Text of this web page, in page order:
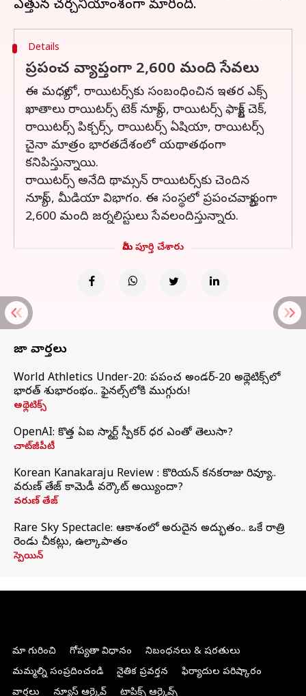
Details
ప్రపంచ వ్యాప్తంగా 2,600 మంది సేవలు
ఈ మధ్యలో, రాయిటర్స్‌కు సంబంధించిన ఇతర ఎక్స్‌
ఖాతాలు రాయిటర్స్‌ టెక్‌ న్యూస్‌, రాయిటర్స్‌ ఫ్యాక్ట్‌ చెక్‌,
రాయిటర్స్‌ పిక్చర్స్‌, రాయిటర్స్‌ ఏషియా, రాయిటర్స్‌
చైనా మాత్రం భారతదేశంలో యథాతథంగా
కనిపిస్తున్నాయి.
రాయిటర్స్‌ అనేది థామ్సన్‌ రాయిటర్స్‌కు చెందిన
న్యూస్‌, మీడియా విభాగం. ఈ సంస్థలో ప్రపంచవ్యాప్తంగా
2,600 మంది జర్నలిస్టులు సేవలందిస్తున్నారు.
మీరు పూర్తి చేశారు
తాజా వార్తలు
World Athletics Under-20: ప్రపంచ అండర్-20 అథ్లెటిక్స్‌లో
భారత్‌ శుభారంభం.. ఫైనల్స్‌లోకి ముగ్గురు!
అథ్లెటిక్స్
OpenAI: కొత్త ఏఐ స్మార్ట్ స్పీకర్ ధర ఎంతో తెలుసా?
చాట్‌జీపీటీ
Korean Kanakaraju Review : కొరియన్ కనకరాజు రివ్యూ..
వరుణ్ తేజ్ కామెడీ వర్కౌట్ అయ్యిందా?
వరుణ్ తేజ్
Rare Sky Spectacle: ఆకాశంలో అరుదైన అద్భుతం.. ఒకే రాత్రి
రెండు చీకట్లు, ఉల్కాపాతం
స్పెయిన్
మా గురించి గోప్యతా విధానం
నిబంధనలు & షరతులు
మమ్మల్ని సంప్రదించండి
నైతిక ప్రవర్తన
ఫిర్యాదుల పరిష్కారం
వార్తలు
న్యూస్ ఆర్కైవ్ టాపిక్స్ ఆర్కైవ్స్